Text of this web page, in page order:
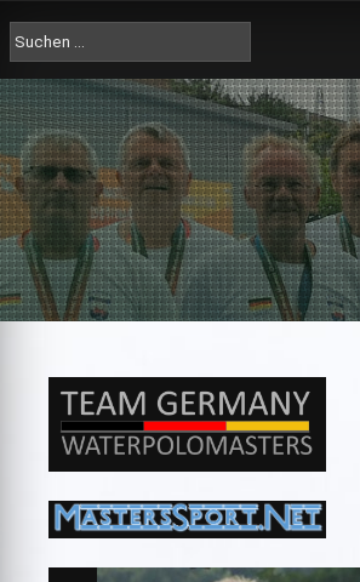
content
Suche
nach: